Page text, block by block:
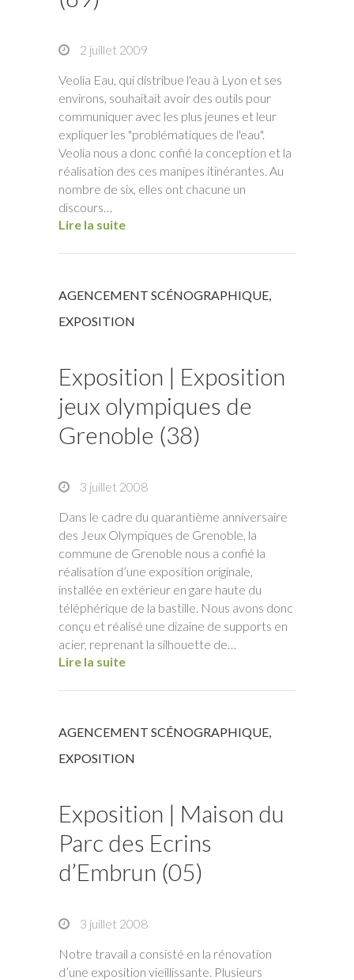
2 juillet 2009
Veolia Eau, qui distribue l'eau à Lyon et ses
environs, souhaitait avoir des outils pour
communiquer avec les plus jeunes et leur
expliquer les "problématiques de l'eau".
Veolia nous a donc confié la conception et la
réalisation des ces manipes itinérantes. Au
nombre de six, elles ont chacune un
discours…
Lire la suite
AGENCEMENT SCÉNOGRAPHIQUE,
EXPOSITION
Exposition | Exposition
jeux olympiques de
Grenoble (38)
3 juillet 2008
Dans le cadre du quarantième anniversaire
des Jeux Olympiques de Grenoble, la
commune de Grenoble nous a confié la
réalisation d’une exposition originale,
installée en extérieur en gare haute du
téléphérique de la bastille. Nous avons donc
conçu et réalisé une dizaine de supports en
acier, reprenant la silhouette de…
Lire la suite
AGENCEMENT SCÉNOGRAPHIQUE,
EXPOSITION
Exposition | Maison du
Parc des Ecrins
d’Embrun (05)
3 juillet 2008
Notre travail a consisté en la rénovation
d’une exposition vieillissante. Plusieurs